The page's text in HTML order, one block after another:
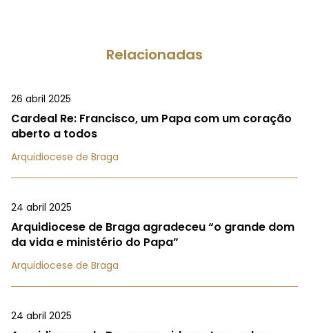
Relacionadas
26 abril 2025
Cardeal Re: Francisco, um Papa com um coração
aberto a todos
Arquidiocese de Braga
24 abril 2025
Arquidiocese de Braga agradeceu “o grande dom
da vida e ministério do Papa”
Arquidiocese de Braga
24 abril 2025